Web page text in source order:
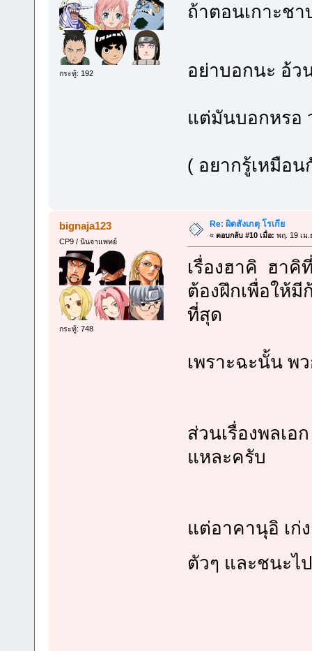
กระทู้: 192
ถ้าตอนเกาะช
อย่าบอกนะ อ้
แต่มันบอกหรอ
( อยากรู้เหมือ
bignaja123
CP9 / นินจาแพทย์
กระทู้: 748
Re: ผิดสังเกตุ โรเกีย
« ตอบกลับ #10 เมื่อ: พฤ. 19 เม.
เรื่องฮาคิ ฮาคิ
ต้องฝึกเพื่อให้
ที่สุด
เพราะฉะนั้น พ
ส่วนเรื่องพลเ
แหละครับ
แต่อาคานุอิ เก่
ตัวๆ และชนะ